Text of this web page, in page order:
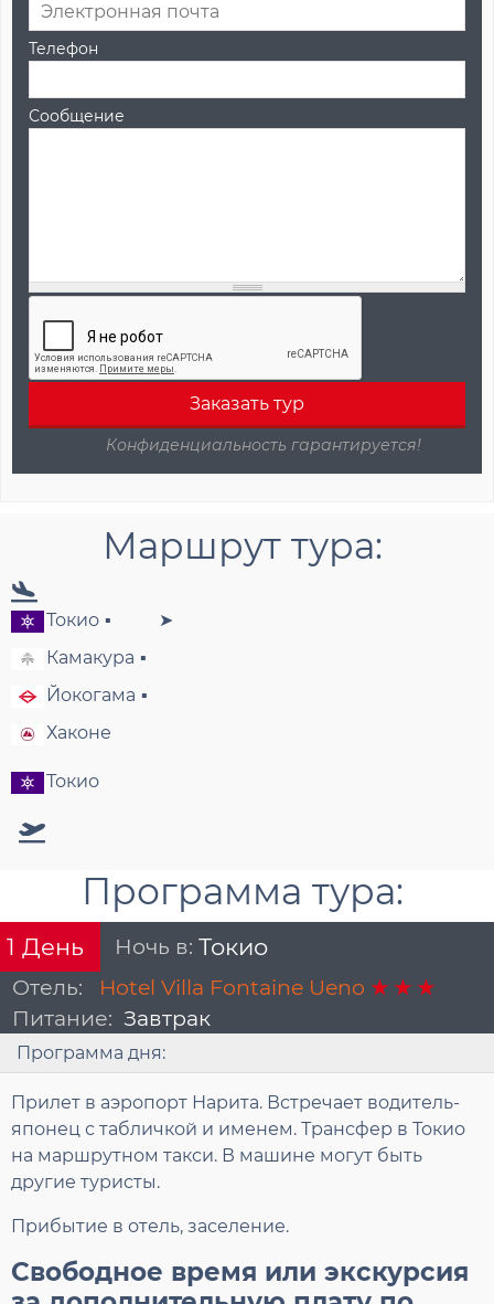
Телефон
Сообщение
Маршрут тура:
Токио
Камакура
Йокогама
Хаконе
Токио
Программа тура:
1 День Ночь в: Токио
Отель:
Hotel Villa Fontaine Ueno
Питание: Завтрак
Программа дня:
Прилет в аэропорт Нарита. Встречает водитель-
японец с табличкой и именем. Трансфер в Токио
на маршрутном такси. В машине могут быть
другие туристы.
Прибытие в отель, заселение.
Свободное время или экскурсия